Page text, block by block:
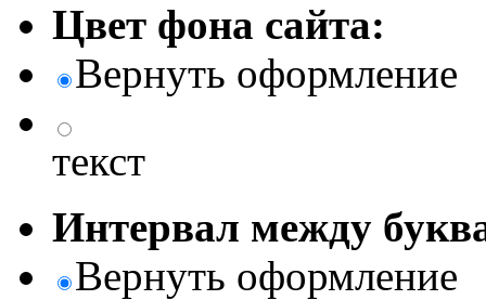
Цвет фона сайта:
Вернуть оформление
текст
Интервал между
Вернуть оформление